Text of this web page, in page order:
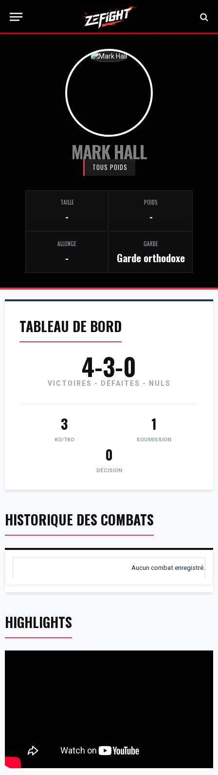
MARK HALL
TOUS POIDS
TAILLE
-
POIDS
-
ALLONGE
-
GARDE
Garde orthodoxe
TABLEAU DE BORD
4-3-0
VICTOIRES - DÉFAITES - NULS
3
KO/TKO
1
SOUMISSION
0
DÉCISION
HISTORIQUE DES COMBATS
Aucun combat enregistré.
HIGHLIGHTS